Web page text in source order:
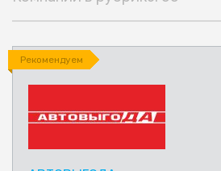
Рекомендуем